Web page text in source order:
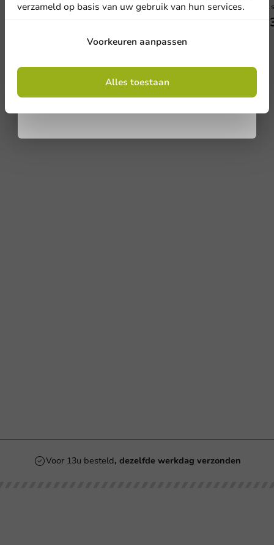
1000 stuks 1000
€
Voor 13u besteld, dezelfde werkdag verzonden
verzameld op basis van uw gebruik van hun services.
Voorkeuren aanpassen
Alles toestaan
Aanmelden
Door je in te schrijven, ga je akkoord met de
algemene voorwaarden